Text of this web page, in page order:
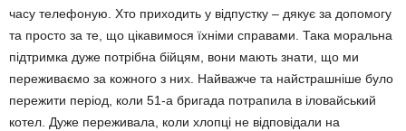
часу телефоную. Хто при­ходить у відпустку – дякує за допомогу
та просто за те, що ці­кавимося їхніми справами. Така моральна
підтримка дуже потрібна бійцям, вони мають знати, що ми
переживаємо за кожного з них. Найважче та найстрашніше було
пережити період, коли 51-а бригада потрапила в іловайський
котел. Дуже переживала, коли хлопці не відповідали на